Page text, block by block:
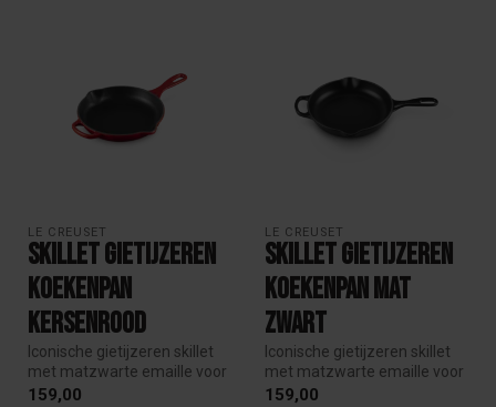
LE CREUSET
Skillet gietijzeren
koekenpan
Kersenrood
Iconische gietijzeren skillet
met matzwarte emaille voor
perfect karamelliseren ...
159,00
LE CREUSET
Skillet gietijzeren
koekenpan Mat
Zwart
Iconische gietijzeren skillet
met matzwarte emaille voor
perfect karamelliseren ...
159,00